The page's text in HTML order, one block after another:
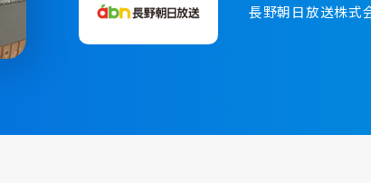
長野朝日放送株式